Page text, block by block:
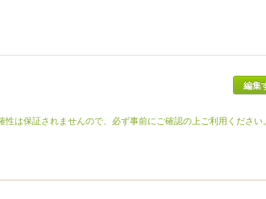
は保証されませんので、必ず事前にご確認の上ご利用ください。